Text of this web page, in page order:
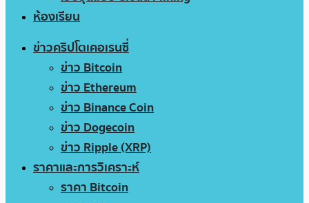
ห้องเรียน
ข่าวคริปโตเคอเรนซี่
ข่าว Bitcoin
ข่าว Ethereum
ข่าว Binance Coin
ข่าว Dogecoin
ข่าว Ripple (XRP)
ราคาและการวิเคราะห์
ราคา Bitcoin